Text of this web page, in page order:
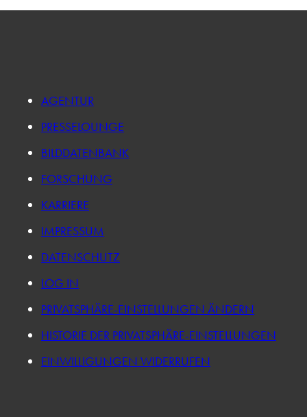
AGENTUR
PRESSELOUNGE
BILDDATENBANK
FORSCHUNG
KARRIERE
IMPRESSUM
DATENSCHUTZ
LOG IN
PRIVATSPHÄRE-EINSTELLUNGEN ÄNDERN
HISTORIE DER PRIVATSPHÄRE-EINSTELLUNGEN
EINWILLIGUNGEN WIDERRUFEN